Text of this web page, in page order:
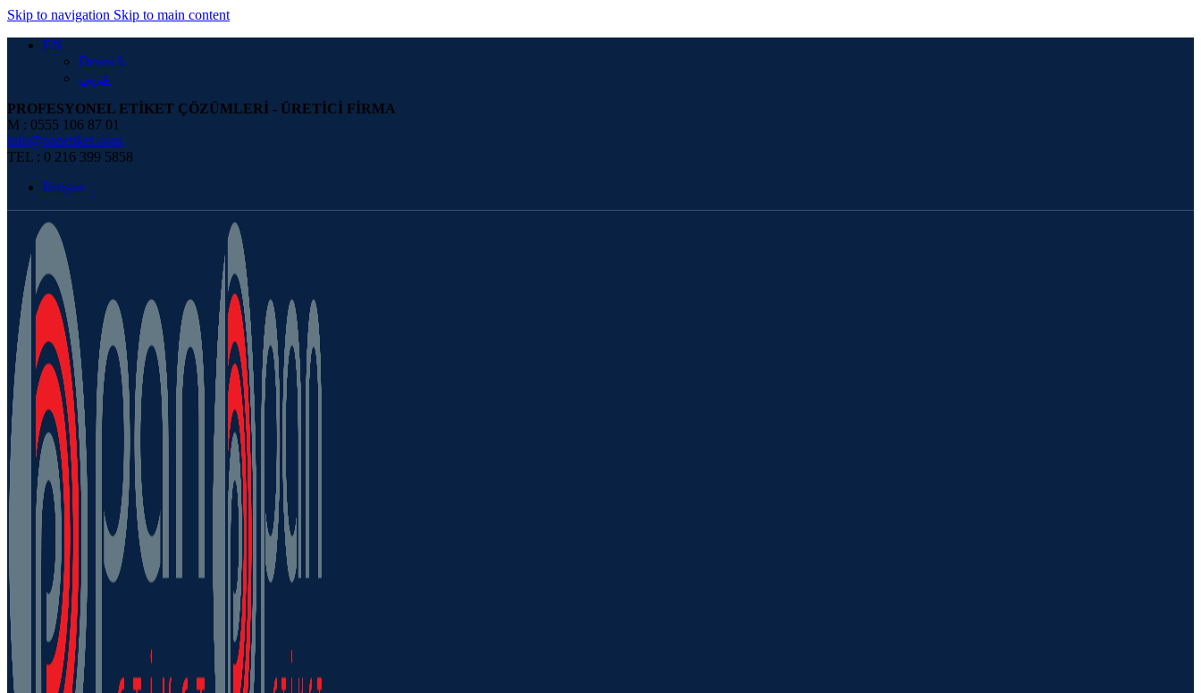
Skip to navigation Skip to main content
EN
Deutsch
عربي
PROFESYONEL ETİKET ÇÖZÜMLERİ - ÜRETİCİ FİRMA
M : 0555 106 87 01
info@panetiket.com
TEL : 0 216 399 5858
İletişim